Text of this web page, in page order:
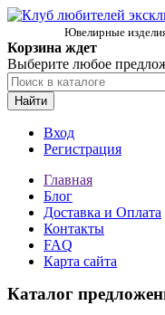
Ювелирные
Корзина ждет
Выберите любое
Найти
Вход
Регистрация
Главная
Блог
Доставка и Оплата
Контакты
FAQ
Карта сайта
Каталог